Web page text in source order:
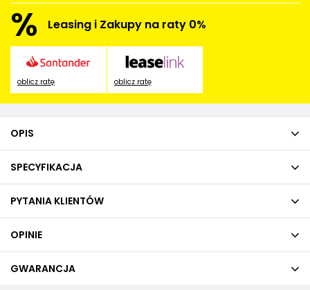
% Leasing i Zakupy na raty 0%
oblicz ratę oblicz ratę
OPIS
SPECYFIKACJA
PYTANIA KLIENTÓW
OPINIE
GWARANCJA